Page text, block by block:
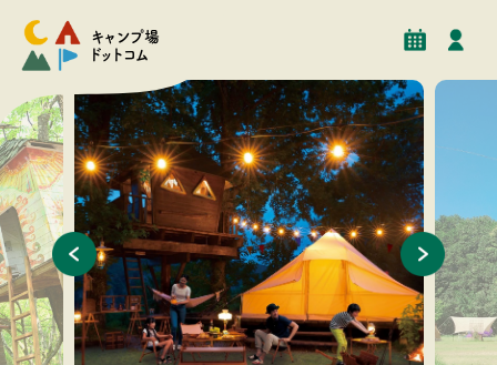
キャンプ場
ドットコム
予約 施設情報